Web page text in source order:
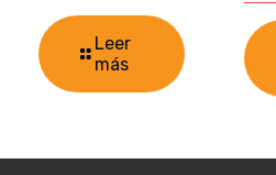
Leer
más